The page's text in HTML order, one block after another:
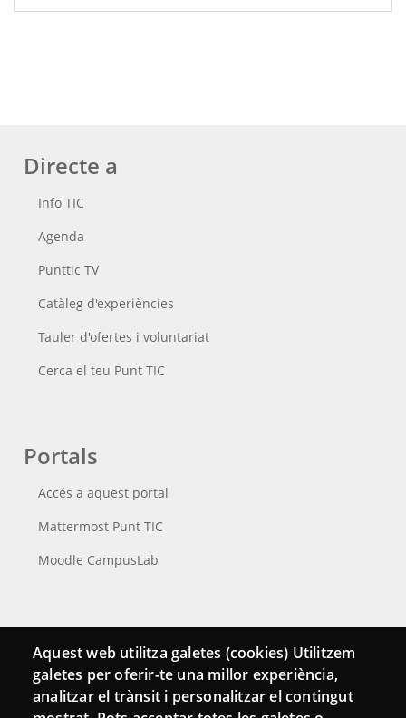
Directe a
Info TIC
Agenda
Punttic TV
Catàleg d'experiències
Tauler d'ofertes i voluntariat
Cerca el teu Punt TIC
Portals
Accés a aquest portal
Mattermost Punt TIC
Moodle CampusLab
Connecta
Bustia de contacte
Aquest web utilitza galetes (cookies) Utilitzem
galetes per oferir-te una millor experiència,
analitzar el trànsit i personalitzar el contingut